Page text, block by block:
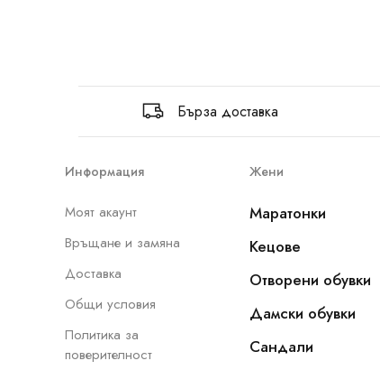
Бърза доставка
Информация
Моят акаунт
Връщане и замяна
Доставка
Общи условия
Политика за
поверителност
Жени
Маратонки
Кецове
Отворени обувки
Дамски обувки
Сандали